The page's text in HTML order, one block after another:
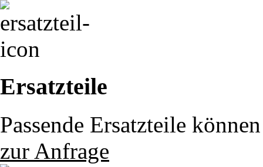
Ersatzteile
Passende Ersatzteile
zur Anfrage